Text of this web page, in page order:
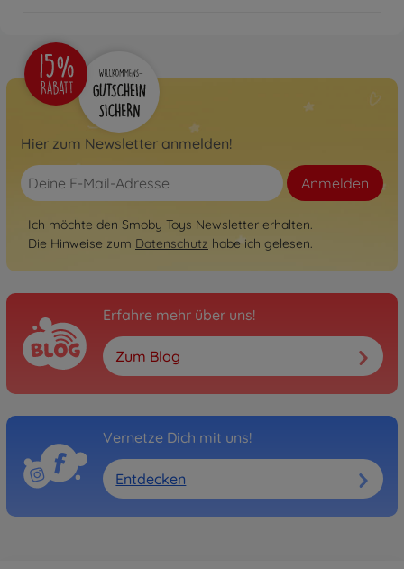
Hier zum Newsletter anmelden!
Anmelden
Ich möchte den Smoby Toys Newsletter erhalten.
Die Hinweise zum Datenschutz habe ich gelesen.
Erfahre mehr über uns!
Zum Blog
Vernetze Dich mit uns!
Entdecken